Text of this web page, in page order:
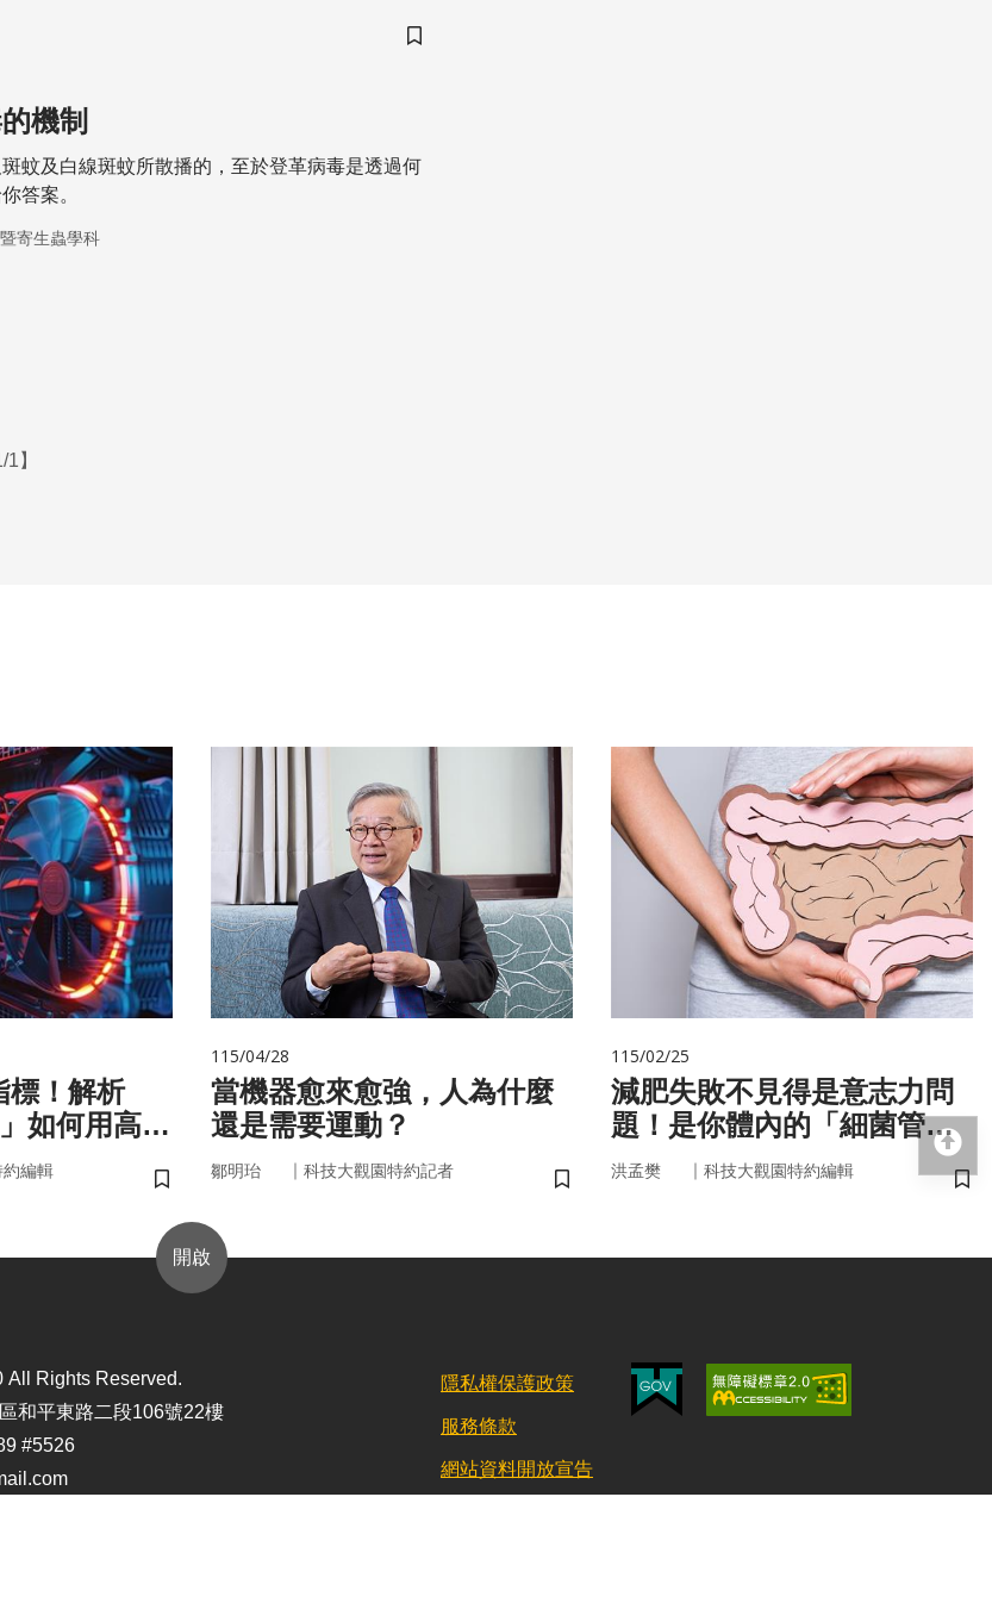
儲存書籤
機制
蚊及白線斑蚊所散播的，至於登革病毒是透過何
答案。
寄生蟲學科
】
標！解析
如何用高效
編輯
儲存書籤
115/04/28
當機器愈來愈強，人為什麼
還是需要運動？
鄒明珆 ｜ 科技大觀園特約記者
儲存書籤
115/02/25
減肥失敗不見得是意志力問
題！是你體內的「細菌管
家」在幫你囤油
洪孟樊 ｜ 科技大觀園特約編輯
儲
開啟
Rights Reserved.
和平東路二段106號22樓
#5526
隱私權保護政策
服務條款
網站資料開放宣告
回